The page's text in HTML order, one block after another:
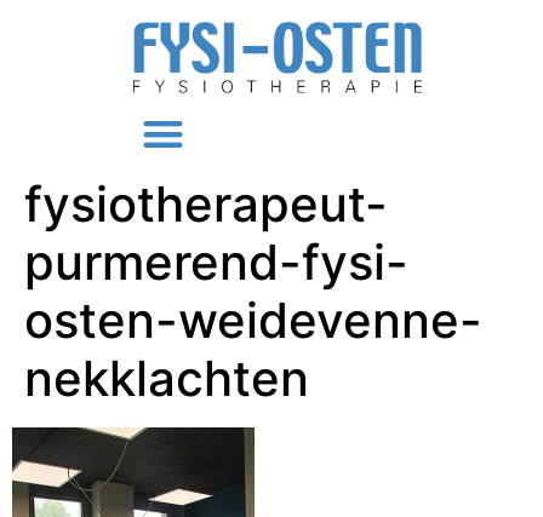
fysiotherapeut-
purmerend-fysi-
osten-weidevenne-
nekklachten